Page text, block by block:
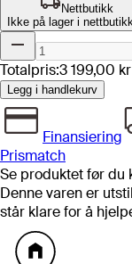
Nettbutikk
Ikke på lager i
Totalpris:3 199,00 kr
Legg i handlekurv
Finansiering
Prismatch
Se produktet før du
Denne varen er
står klare for å